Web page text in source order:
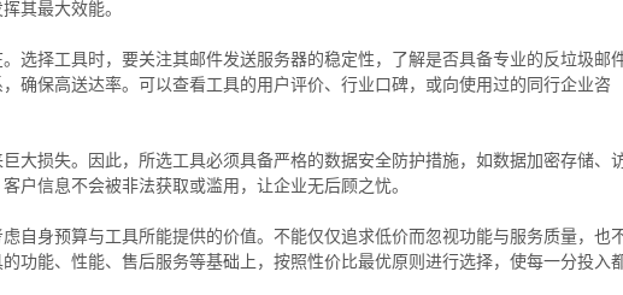
其最大效能。
选择工具时，要关注其邮件发送服务器的稳定性，了解是否具备专业的反垃圾邮
确保高送达率。可以查看工具的用户评价、行业口碑，或向使用过的同行企业咨
大损失。因此，所选工具必须具备严格的数据安全防护措施，如数据加密存储、
户信息不会被非法获取或滥用，让企业无后顾之忧。
自身预算与工具所能提供的价值。不能仅仅追求低价而忽视功能与服务质量，也
功能、性能、售后服务等基础上，按照性价比最优原则进行选择，使每一分投入